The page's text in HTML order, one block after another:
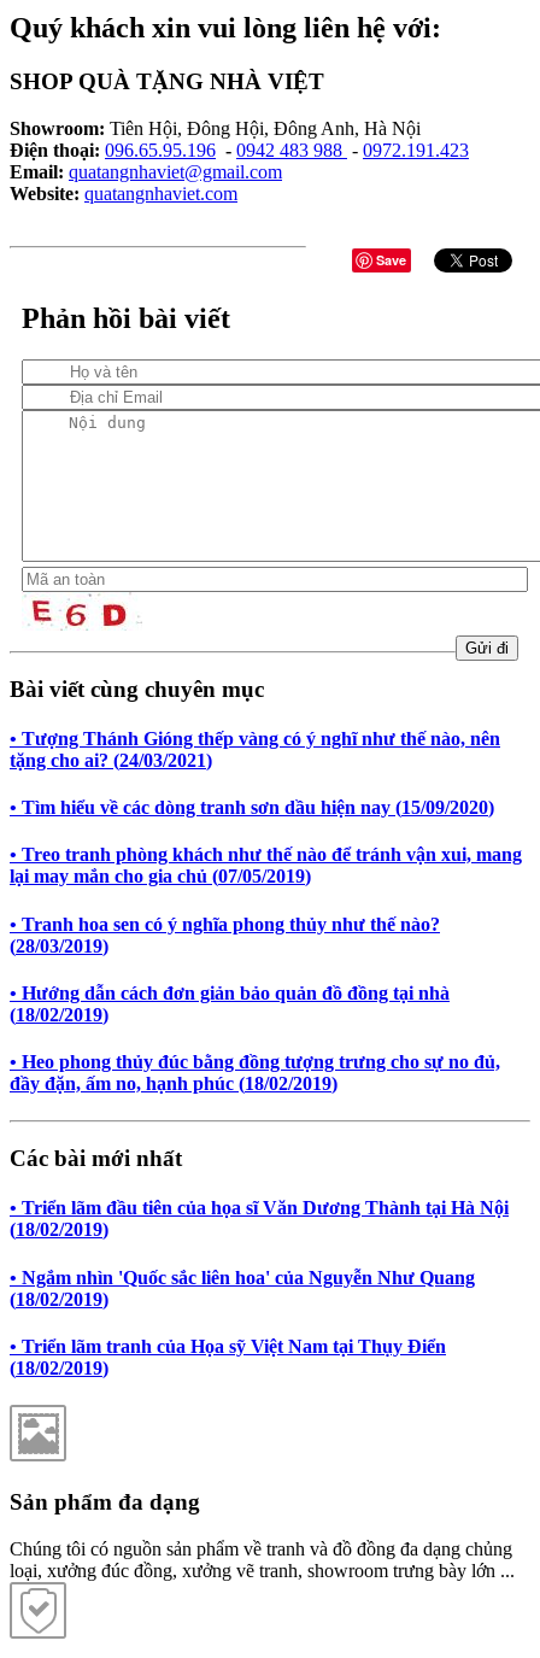
Quý khách xin vui lòng liên hệ với:
SHOP QUÀ TẶNG NHÀ VIỆT
Showroom: Tiên Hội, Đông Hội, Đông Anh, Hà Nội
Điện thoại: 096.65.95.196 - 0942 483 988 - 0972.191.423
Email: quatangnhaviet@gmail.com
Website: quatangnhaviet.com
Save
Phản hồi bài viết
Bài viết cùng chuyên mục
• Tượng Thánh Gióng thếp vàng có ý nghĩ như thế nào, nên
tặng cho ai? (24/03/2021)
• Tìm hiểu về các dòng tranh sơn dầu hiện nay (15/09/2020)
• Treo tranh phòng khách như thế nào để tránh vận xui, mang
lại may mắn cho gia chủ (07/05/2019)
• Tranh hoa sen có ý nghĩa phong thủy như thế nào?
(28/03/2019)
• Hướng dẫn cách đơn giản bảo quản đồ đồng tại nhà
(18/02/2019)
• Heo phong thủy đúc bằng đồng tượng trưng cho sự no đủ,
đầy đặn, ấm no, hạnh phúc (18/02/2019)
Các bài mới nhất
• Triển lãm đầu tiên của họa sĩ Văn Dương Thành tại Hà Nội
(18/02/2019)
• Ngắm nhìn 'Quốc sắc liên hoa' của Nguyễn Như Quang
(18/02/2019)
• Triển lãm tranh của Họa sỹ Việt Nam tại Thụy Điển
(18/02/2019)
Sản phẩm đa dạng
Chúng tôi có nguồn sản phẩm về tranh và đồ đồng đa dạng chủng
loại, xưởng đúc đồng, xưởng vẽ tranh, showroom trưng bày lớn ...